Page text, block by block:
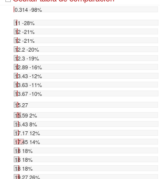
0.314 -98%
11 -28%
12 -21%
12 -21%
12.2 -20%
12.3 -19%
12.89 -16%
13.43 -12%
13.63 -11%
13.67 -10%
15.27
15.59 2%
16.43 8%
17.17 12%
17.45 14%
18 18%
18 18%
18 18%
19.27 26%